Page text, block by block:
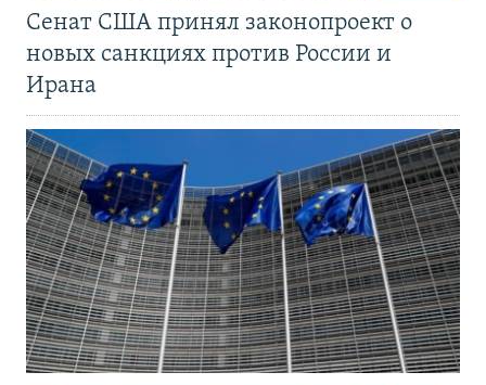
Сенат США принял законопроект о
новых санкциях против России и
Ирана